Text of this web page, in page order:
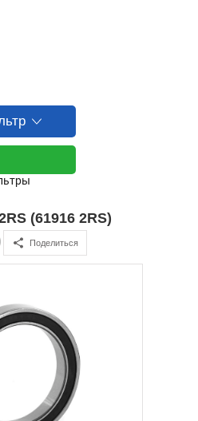
(61916 2RS)
Поделиться